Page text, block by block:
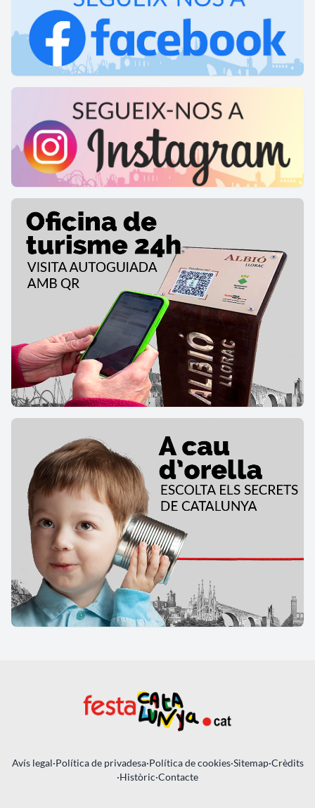
Avís legal·Política de privadesa·Política de cookies·Sitemap·Crèdits
·Històric·Contacte